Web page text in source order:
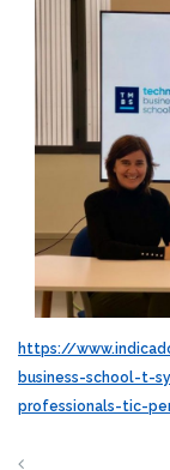
https://
business-school-t-
professionals-tic-